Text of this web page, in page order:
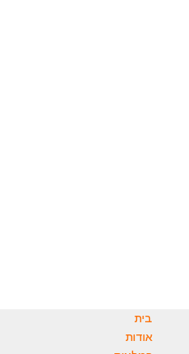
בית
אודות